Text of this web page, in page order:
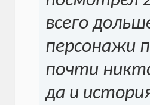
всего
персонажи
почти
да и